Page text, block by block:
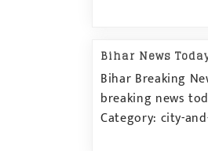
Bihar News Today
Bihar Breaking
breaking news
Category: city-